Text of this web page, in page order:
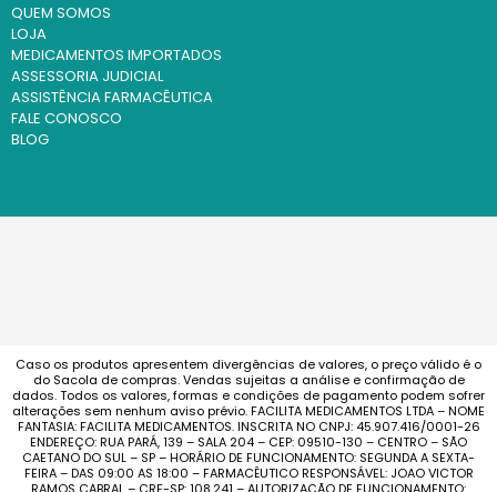
QUEM SOMOS
LOJA
MEDICAMENTOS IMPORTADOS
ASSESSORIA JUDICIAL
ASSISTÊNCIA FARMACÊUTICA
FALE CONOSCO
BLOG
Caso os produtos apresentem divergências de valores, o preço válido é o
do Sacola de compras. Vendas sujeitas a análise e confirmação de
dados. Todos os valores, formas e condições de pagamento podem sofrer
alterações sem nenhum aviso prévio. FACILITA MEDICAMENTOS LTDA – NOME
FANTASIA: FACILITA MEDICAMENTOS. INSCRITA NO CNPJ: 45.907.416/0001-26
ENDEREÇO: RUA PARÁ, 139 – SALA 204 – CEP: 09510-130 – CENTRO – SÃO
CAETANO DO SUL – SP – HORÁRIO DE FUNCIONAMENTO: SEGUNDA A SEXTA-
FEIRA – DAS 09:00 AS 18:00 – FARMACÊUTICO RESPONSÁVEL: JOAO VICTOR